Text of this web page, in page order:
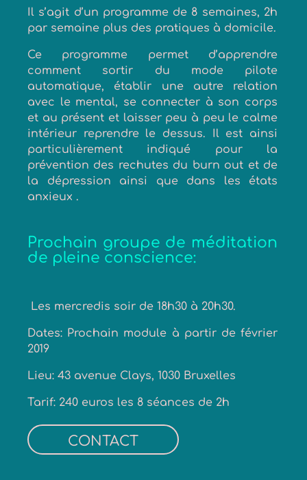
Il s’agit d’un programme de 8 semaines, 2h
par semaine plus des pratiques à domicile.
Ce programme permet d’apprendre
comment sortir du mode pilote
automatique, établir une autre relation
avec le mental, se connecter à son corps
et au présent et laisser peu à peu le calme
intérieur reprendre le dessus. Il est ainsi
particulièrement indiqué pour la
prévention des rechutes du burn out et de
la dépression ainsi que dans les états
anxieux .
Prochain groupe de méditation
de pleine conscience:
Les mercredis soir de 18h30 à 20h30.
Dates: Prochain module à partir de février
2019
Lieu: 43 avenue Clays, 1030 Bruxelles
Tarif: 240 euros les 8 séances de 2h
CONTACT